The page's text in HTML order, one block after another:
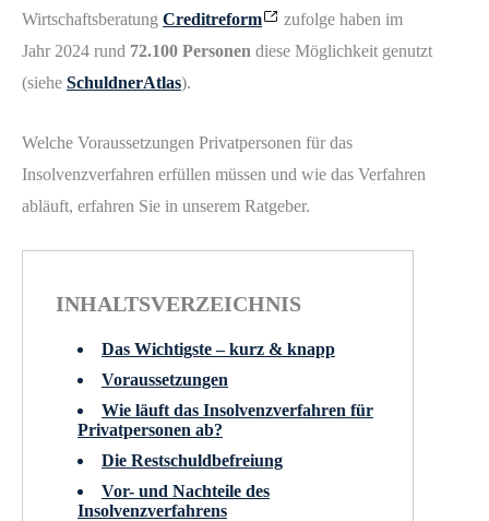
Wirtschaftsberatung Creditreform
zufolge haben im
Jahr 2024 rund 72.100 Personen diese Möglichkeit genutzt
(siehe SchuldnerAtlas).
Welche Voraussetzungen Privatpersonen für das
Insolvenzverfahren erfüllen müssen und wie das Verfahren
abläuft, erfahren Sie in unserem Ratgeber.
INHALTSVERZEICHNIS
Das Wichtigste – kurz & knapp
Voraussetzungen
Wie läuft das Insolvenzverfahren für
Privatpersonen ab?
Die Restschuldbefreiung
Vor- und Nachteile des
Insolvenzverfahrens